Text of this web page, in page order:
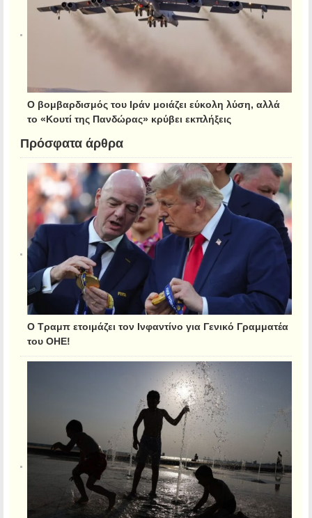
Ο βομβαρδισμός του Ιράν μοιάζει εύκολη λύση, αλλά
το «Κουτί της Πανδώρας» κρύβει εκπλήξεις
Πρόσφατα άρθρα
Ο Τραμπ ετοιμάζει τον Ινφαντίνο για Γενικό Γραμματέα
του ΟΗΕ!